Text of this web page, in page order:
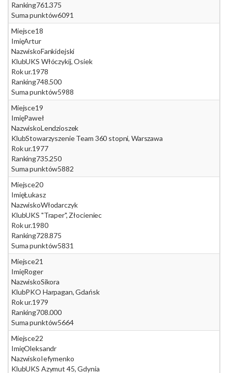
Ranking761.375
Suma punktów6091
Miejsce18
ImięArtur
NazwiskoFankidejski
KlubUKS Włóczykij, Osiek
Rok ur.1978
Ranking748.500
Suma punktów5988
Miejsce19
ImięPaweł
NazwiskoLendzioszek
KlubStowarzyszenie Team 360 stopni, Warszawa
Rok ur.1977
Ranking735.250
Suma punktów5882
Miejsce20
ImięŁukasz
NazwiskoWłodarczyk
KlubUKS "Traper", Złocieniec
Rok ur.1980
Ranking728.875
Suma punktów5831
Miejsce21
ImięRoger
NazwiskoSikora
KlubPKO Harpagan, Gdańsk
Rok ur.1979
Ranking708.000
Suma punktów5664
Miejsce22
ImięOleksandr
NazwiskoIefymenko
KlubUKS Azymut 45, Gdynia